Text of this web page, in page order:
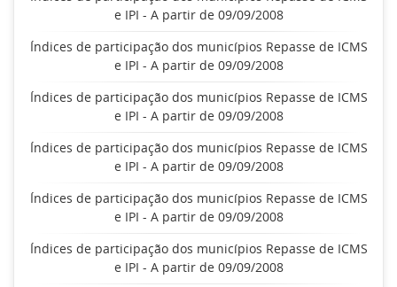
e IPI - A partir de 09/09/2008
Índices de participação dos municípios Repasse de ICMS
e IPI - A partir de 09/09/2008
Índices de participação dos municípios Repasse de ICMS
e IPI - A partir de 09/09/2008
Índices de participação dos municípios Repasse de ICMS
e IPI - A partir de 09/09/2008
Índices de participação dos municípios Repasse de ICMS
e IPI - A partir de 09/09/2008
Índices de participação dos municípios Repasse de ICMS
e IPI - A partir de 09/09/2008